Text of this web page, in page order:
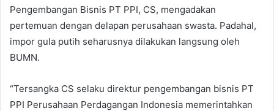
Pengembangan Bisnis PT PPI, CS, mengadakan
pertemuan dengan delapan perusahaan swasta. Padahal,
impor gula putih seharusnya dilakukan langsung oleh
BUMN.
“Tersangka CS selaku direktur pengembangan bisnis PT
PPI Perusahaan Perdagangan Indonesia memerintahkan